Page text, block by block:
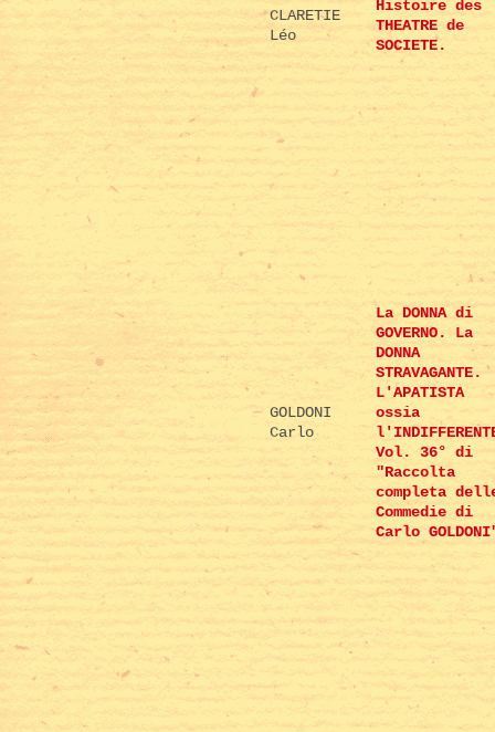
CLARETIE
Léo
Histoire des
THEATRE de
SOCIETE.
GOLDONI
Carlo
La DONNA di
GOVERNO. La
DONNA
STRAVAGANTE.
L'APATISTA
ossia
Vol. 36° di
"Raccolta
completa
Commedie di
Carlo